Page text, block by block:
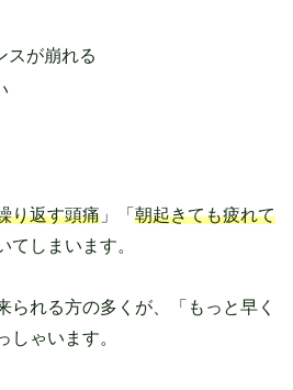
スが崩れる
り返す頭痛 」「 朝起きても疲れて
てしまいます。
られる方の多くが、「もっと早く
しゃいます。